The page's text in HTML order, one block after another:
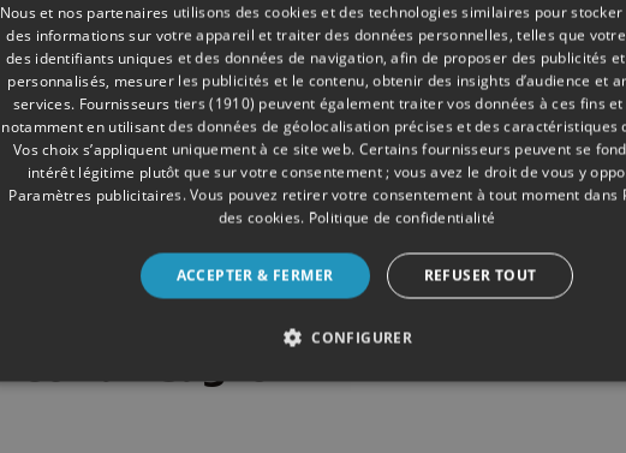
ÉMISSIONS 08/05/2026
Liège Comedy
Club #9 : RaF,
Mathieu Debaty,
Isabelle Nasello
ÉMISSIONS
Liège
Club by
Nous et nos partenaires utilisons des cookies et des technologies similaires pour
des informations sur votre appareil et traiter des données personnelles, telles que votre
des identifiants uniques et des données de navigation, afin de proposer des publicités
personnalisés, mesurer les publicités et le contenu, obtenir des insights d’audience et
services. Fournisseurs tiers (1910) peuvent également traiter vos données à ces fins et
notamment en utilisant des données de géolocalisation précises et des caractéristiques
Vos choix s’appliquent uniquement à ce site web. Certains fournisseurs peuvent se
intérêt légitime plutôt que sur votre consentement ; vous avez le droit de vous y
Paramètres publicitaires. Vous pouvez retirer votre consentement à tout moment dans
des cookies. Politique de confidentialité
ACCEPTER & FERMER REFUSER TOUT
CONFIGURER